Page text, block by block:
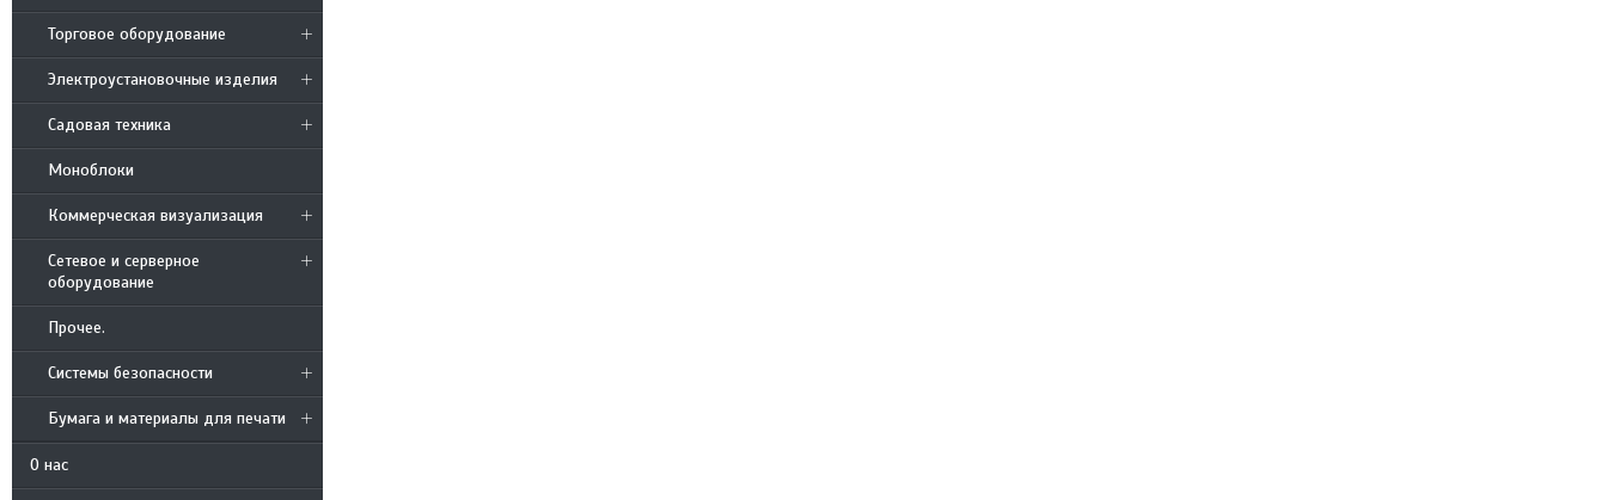
Торговое оборудование
Электроустановочные изделия
Садовая техника
Моноблоки
Коммерческая визуализация
Сетевое и серверное
оборудование
Прочее.
Системы безопасности
Бумага и материалы для печати
О нас